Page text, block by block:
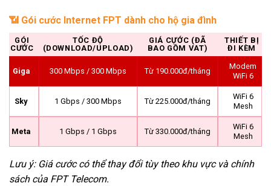
📶 Gói cước Internet FPT dành cho hộ gia đình
GÓI
CƯỚC
TỐC ĐỘ
(DOWNLOAD/UPLOAD)
GIÁ CƯỚC (ĐÃ
BAO GỒM VAT)
THIẾT BỊ
ĐI KÈM
Giga 300 Mbps / 300 Mbps Từ 190.000đ/tháng
Modem
WiFi 6
Sky 1 Gbps / 300 Mbps Từ 225.000đ/tháng
WiFi 6
Mesh
Meta 1 Gbps / 1 Gbps Từ 330.000đ/tháng
WiFi 6
Mesh
Lưu ý: Giá cước có thể thay đổi tùy theo khu vực và chính
sách của FPT Telecom.